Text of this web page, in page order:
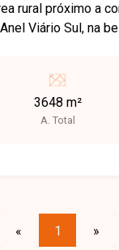
rural próximo a
Viário Sul, na
3648 m²
A. Total
« 1 »